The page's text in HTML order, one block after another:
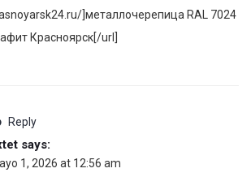
]металлочерепица RAL 7024
Красноярск[/url]
Reply
says:
1, 2026 at 12:56 am